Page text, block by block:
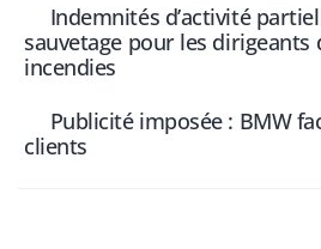
Indemnités d’activité
sauvetage pour les dirigeants
incendies
Publicité imposée : BMW
clients